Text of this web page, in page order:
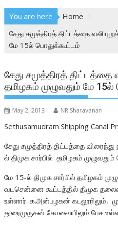
You are here
Home
சேது சமுத்திரத் திட்டத்தை
மே 15ல் பொதுக்கூட்டம்
சேது சமுத்திரத் திட்டத்தை
தமிழகம் முழுவதும் மே
May 2, 2013 NR Sharavanan
Sethusamudram Shipping Canal
சேது சமுத்திரத் திட்டத்தை விரைந்து
ல் திமுக சார்பில் தமிழகம்
மே 15-ல் திமுக சார்பில் தமிழகம்
வடசென்னை கூட்டத்தில் திமுக
உள்ளார். க.அன்பழகன் கடலூரிலும்,
துரைமுருகன் கோவையிலும் பேச